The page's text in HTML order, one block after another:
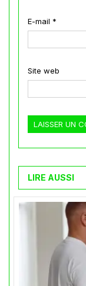
E-mail *
Site web
LIRE AUSSI